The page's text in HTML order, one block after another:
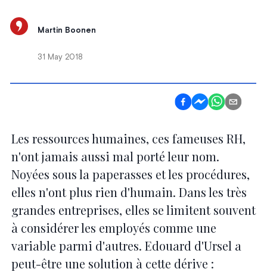
Martin Boonen
31 May 2018
Les ressources humaines, ces fameuses RH,
n'ont jamais aussi mal porté leur nom.
Noyées sous la paperasses et les procédures,
elles n'ont plus rien d'humain. Dans les très
grandes entreprises, elles se limitent souvent
à considérer les employés comme une
variable parmi d'autres. Edouard d'Ursel a
peut-être une solution à cette dérive :